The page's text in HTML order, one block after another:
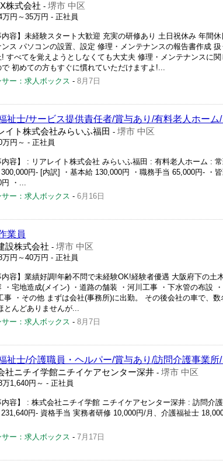
株式会社 - 堺市 中区
万円～35万円 - 正社員
内容】未経験スタート大歓迎 充実の研修あり 土日祝休み 年間
ンス パソコンの設置、設定 修理・メンテナンスの報告書作成
すべてを覚えようとしなくても大丈夫 修理・メンテナンスに
で 初めての方もすぐに慣れていただけますよ!...
サー：求人ボックス - 8月7日
祉士/サービス提供責任者/賞与あり/有料老人ホーム
イト株式会社みらいふ福田 - 堺市 中区
万円～ - 正社員
内容】 : リアレイト株式会社 みらいふ福田 : 有料老人ホーム :
円- [内訳] ・基本給 130,000円 ・職務手当 65,000円- ・
円 ・...
サー：求人ボックス - 6月16日
業員
設株式会社 - 堺市 中区
万円～40万円 - 正社員
内容】業績好調!年齢不問で未経験OK!経験者優遇 大阪府下の土
・宅地造成(メイン) ・道路の舗装 ・河川工事 ・下水管の布設
事 ・その他 まずは会社(事務所)に出勤。 その後会社の車で、
とんどありませんが...
サー：求人ボックス - 8月7日
祉士/介護職員・ヘルパー/賞与あり/訪問介護事業所
社ニチイ学館ニチイケアセンター深井 - 堺市 中区
万1,640円～ - 正社員
内容】 : 株式会社ニチイ学館 ニチイケアセンター深井 : 訪問介
円- 資格手当 実務者研修 10,000円/月、介護福祉士
サー：求人ボックス - 7月17日